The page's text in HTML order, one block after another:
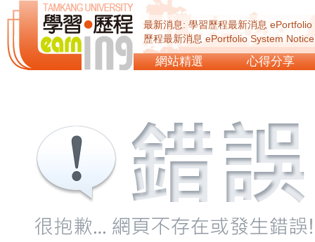
最新消息: 學習歷程最新消息
歷程最新消息 ePortfolio System
ePortfolio System Notice...
網站精選 心得分享